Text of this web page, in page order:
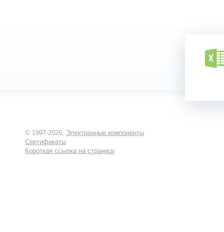
© 1997-2026, Электронные компоненты
Сертификаты
Короткая ссылка на страницу